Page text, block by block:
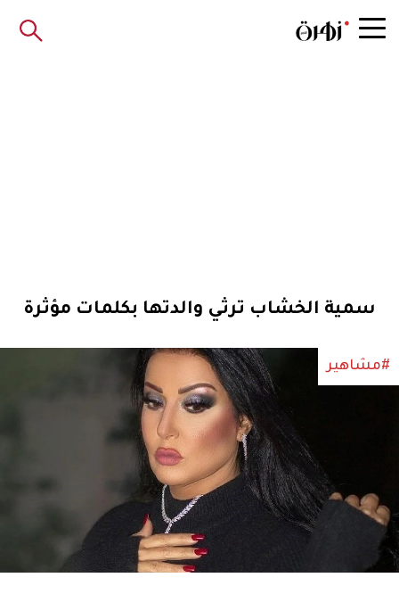
سمية الخشاب ترثي والدتها بكلمات مؤثرة
#مشاهير